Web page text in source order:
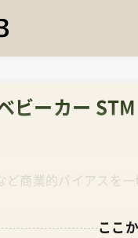
ビーカー
ど商業的バイアスを一
ここ